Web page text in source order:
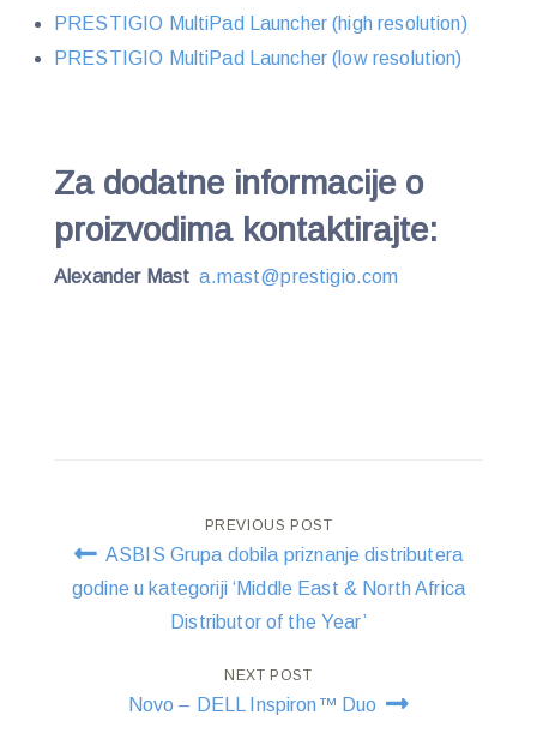
PRESTIGIO MultiPad Launcher (high resolution)
PRESTIGIO MultiPad Launcher (low resolution)
Za dodatne informacije o
proizvodima kontaktirajte:
Alexander Mast a.mast@prestigio.com
Post
navigation
PREVIOUS POST
ASBIS Grupa dobila priznanje distributera
godine u kategoriji ‘Middle East & North Africa
Distributor of the Year’
NEXT POST
Novo – DELL Inspiron™ Duo